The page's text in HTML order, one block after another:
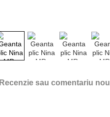
Recenzie sau comentariu nou